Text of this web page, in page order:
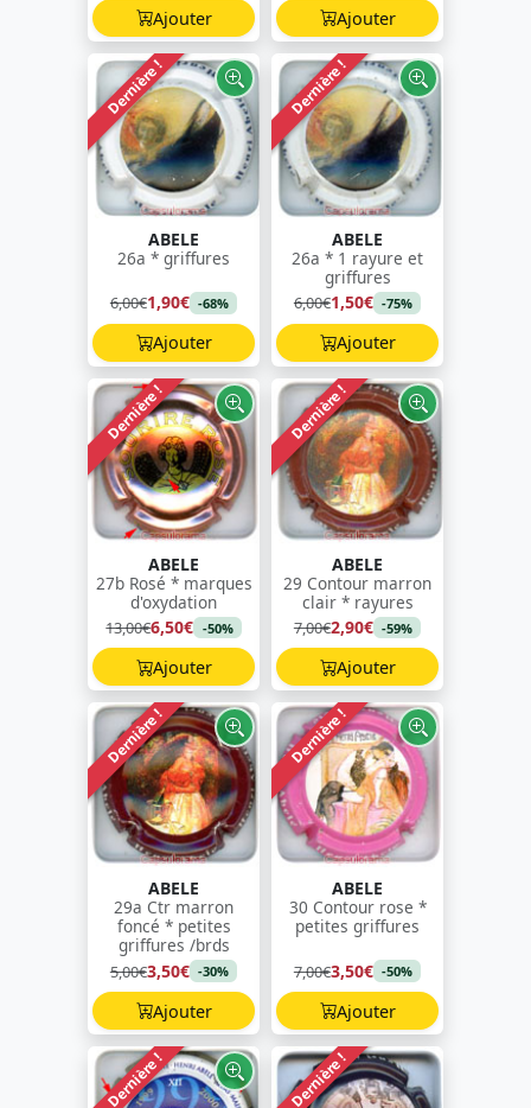
Ajouter Ajouter
Dernière !
ABELE
26a * griffures
6,00€1,90€ -68%
Ajouter
Dernière !
ABELE
26a * 1 rayure et
griffures
6,00€1,50€ -75%
Ajouter
Dernière !
ABELE
27b Rosé * marques
d'oxydation
13,00€6,50€ -50%
Ajouter
Dernière !
ABELE
29 Contour marron
clair * rayures
7,00€2,90€ -59%
Ajouter
Dernière !
ABELE
29a Ctr marron
foncé * petites
griffures /brds
5,00€3,50€ -30%
Ajouter
Dernière !
ABELE
30 Contour rose *
petites griffures
7,00€3,50€ -50%
Ajouter
Dernière ! Dernière !